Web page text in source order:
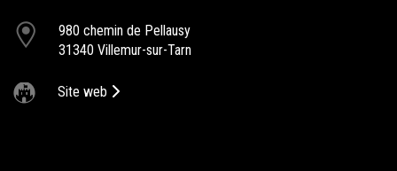
mariage au chateau
Le Château de la Garrigue vous accueille pour votre mariage afin
team building
980 chemin de Pellausy
31340 Villemur-sur-Tarn
Site web